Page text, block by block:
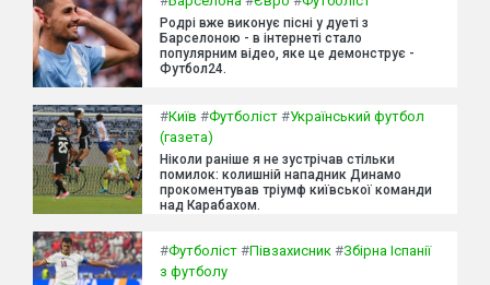
Родрі вже виконує пісні у дуеті з
Барселоною - в інтернеті стало
популярним відео, яке це демонструє -
Футбол24.
#Київ #Футболіст #Український футбол
(газета)
Ніколи раніше я не зустрічав стільки
помилок: колишній нападник Динамо
прокоментував тріумф київської команди
над Карабахом.
#Футболіст #Півзахисник #Збірна Іспанії
з футболу